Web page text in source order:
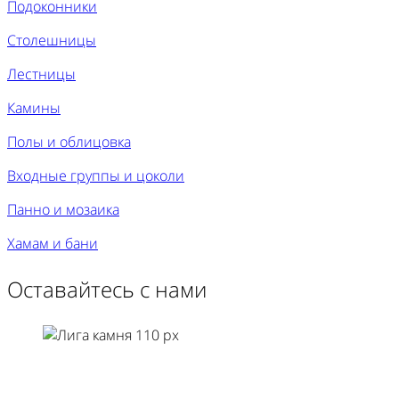
Подоконники
Столешницы
Лестницы
Камины
Полы и облицовка
Входные группы и цоколи
Панно и мозаика
Хамам и бани
Оставайтесь с нами